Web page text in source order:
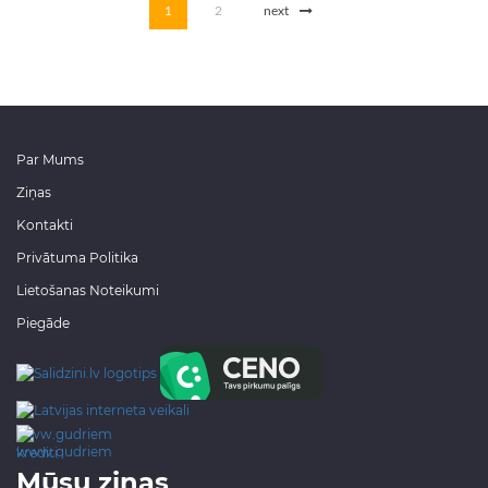
1 2 next
Par Mums
Ziņas
Kontakti
Privātuma Politika
Lietošanas Noteikumi
Piegāde
www.gudriem.lv/atrie-
krediti